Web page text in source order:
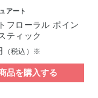
アート
フローラル ポイン
ティック
（税込）※
品を購入する